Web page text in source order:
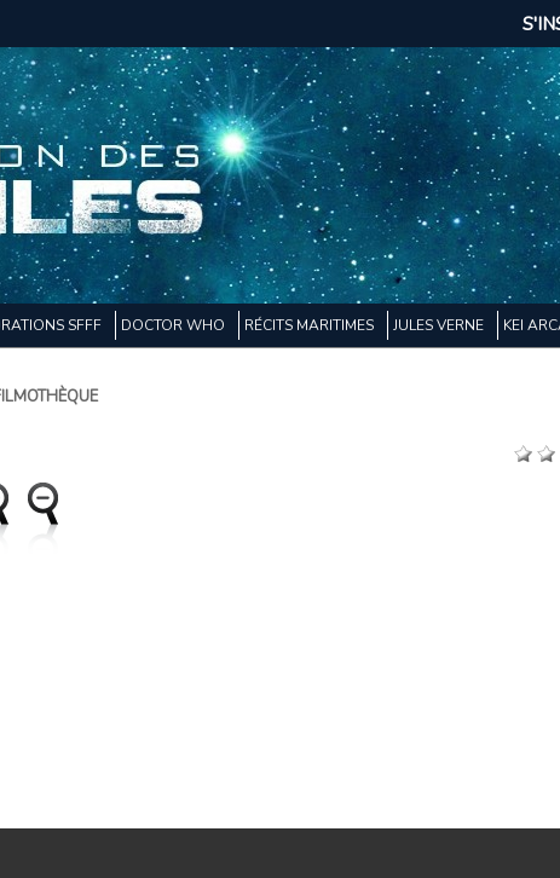
SFFF DOCTOR WHO RÉCITS MARITIMES JULES VERNE KEI